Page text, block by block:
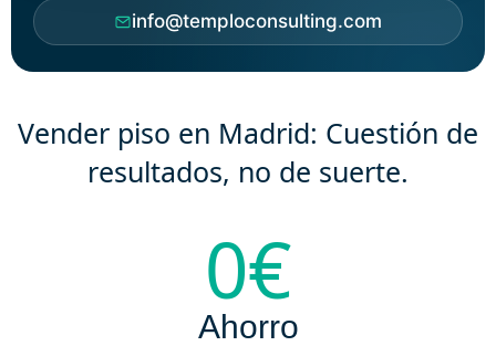
info@temploconsulting.com
Vender piso en Madrid: Cuestión de
resultados, no de suerte.
Ahorro
0€